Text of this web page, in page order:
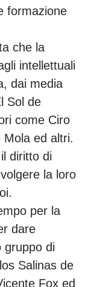
formazione
che la
intellettuali
dai media
Sol de
come Ciro
ed altri.
diritto di
la loro
per la
dare
gruppo di
Salinas de
Fox ed